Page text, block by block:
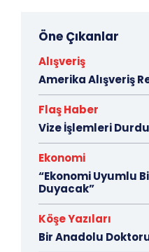
Öne Çıkanlar
Alışveriş
Amerika Alışveriş
Flaş Haber
Vize İşlemleri
Ekonomi
“Ekonomi Uyumlu
Duyacak”
Köşe Yazıları
Bir Anadolu